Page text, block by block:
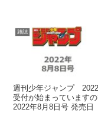
雑誌
週刊少年ジャンプ
受付が始まっています